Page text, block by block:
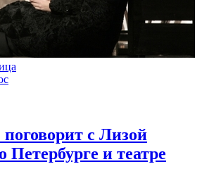
с Лизой
Петербурге и театре